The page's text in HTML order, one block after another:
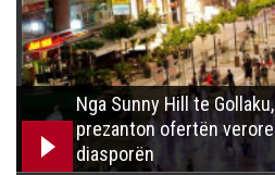
Nga Sunny Hill te
prezanton ofertën
diasporën